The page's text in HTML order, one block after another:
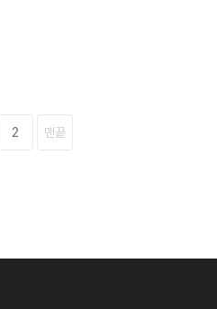
2 맨끝